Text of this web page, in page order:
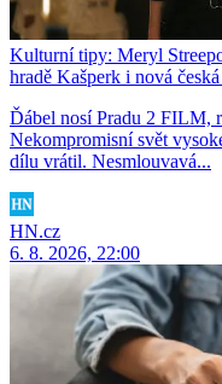
Kulturní tipy: Meryl
hradě Kašperk i nová
Ďábel nosí Pradu 2 FILM,
Nekompromisní svět
dílu vrátil. Nesmlouvavá...
HN.cz
6. 8. 2026, 22:00